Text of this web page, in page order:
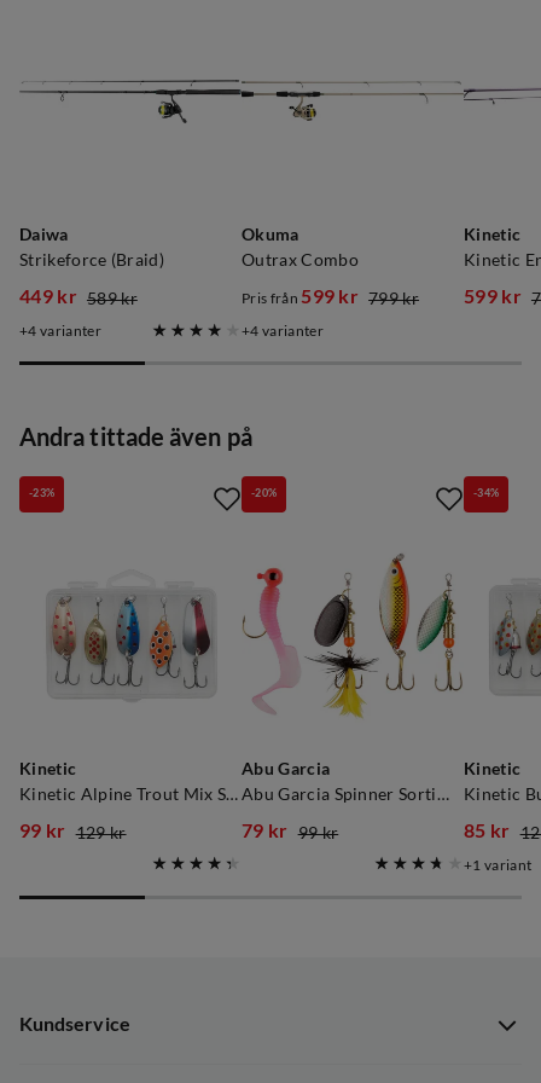
Daiwa
Strikeforce (Braid)
discounted
449 kr
original
589 kr
4 varianter
Okuma
Outrax Combo
discounted
Pris från 599 kr
original
799 kr
4 varianter
Kinetic
599 kr
Andra tittade även på
Kinetic
Kinetic Alpine Trout Mix Sluksett 5-Pack
-23%
99 kr
129 kr
Abu Garcia
Abu Garcia Spinner Sortiment Abbor 4-Pack
-20%
79 kr
99 kr
Kinetic
Kinetic
-34%
85 kr
original
1 variant
Kundservice